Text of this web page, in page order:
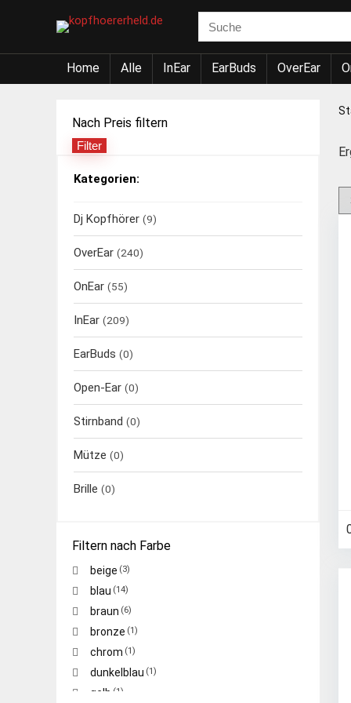
Home Alle InEar EarBuds OverEar
Nach Preis filtern
Filter
Kategorien:
Dj Kopfhörer (9)
OverEar (240)
OnEar (55)
InEar (209)
EarBuds (0)
Open-Ear (0)
Stirnband (0)
Mütze (0)
Brille (0)
Filtern nach Farbe
beige (3)
blau (14)
braun (6)
bronze (1)
chrom (1)
dunkelblau (1)
gelb (1)